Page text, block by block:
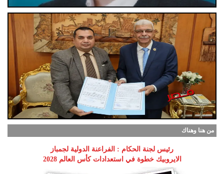
من هنا وهناك
رئيس لجنة الحكام : الفراعنة الدولية لجمباز
الايروبيك خطوة في استعدادات كأس العالم 2028